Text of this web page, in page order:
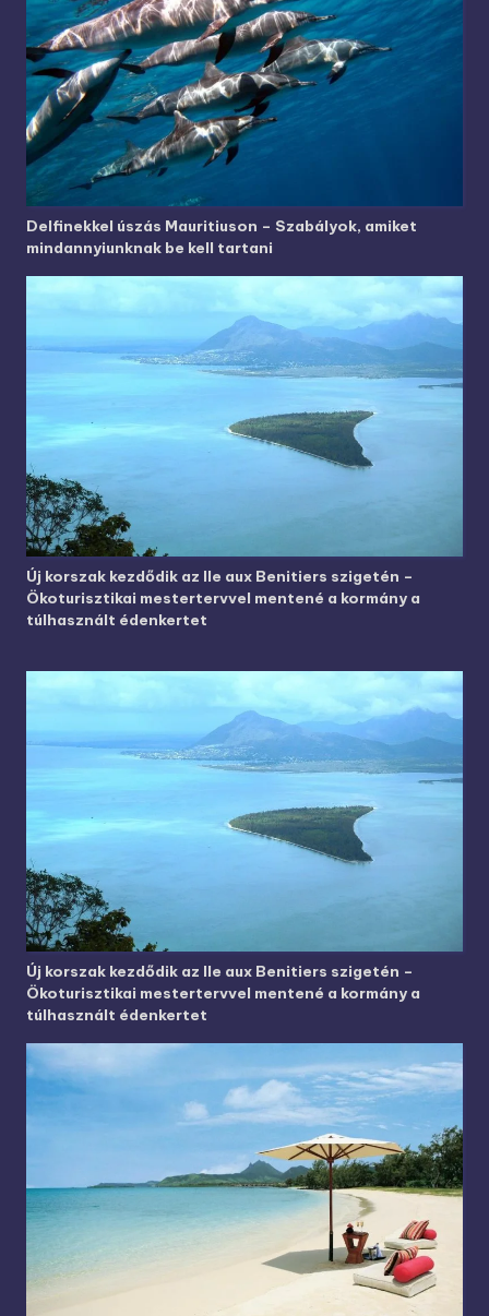
Delfinekkel úszás Mauritiuson – Szabályok, amiket
mindannyiunknak be kell tartani
Új korszak kezdődik az Ile aux Benitiers szigetén –
Ökoturisztikai mestertervvel mentené a kormány a
túlhasznált édenkertet
Új korszak kezdődik az Ile aux Benitiers szigetén –
Ökoturisztikai mestertervvel mentené a kormány a
túlhasznált édenkertet